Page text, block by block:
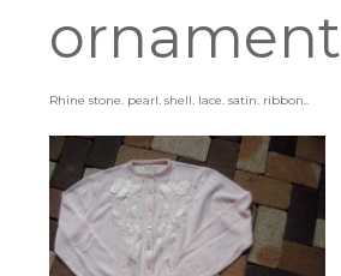
ornament
Rhine stone. pearl. shell. lace. satin. ribbon..